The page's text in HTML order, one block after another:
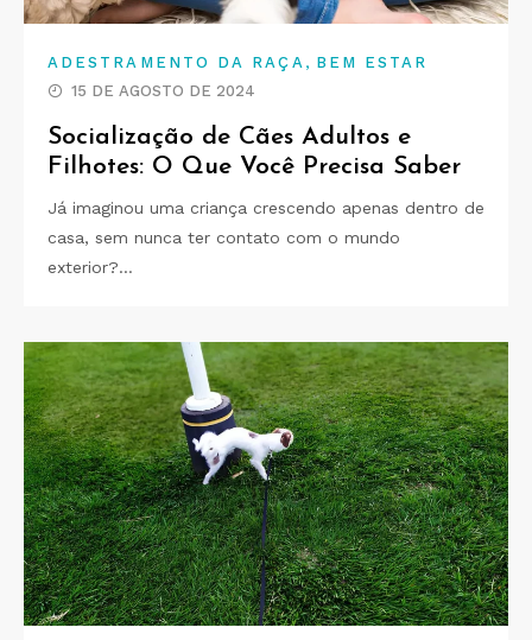
ADESTRAMENTO DA RAÇA , BEM ESTAR
15 DE AGOSTO DE 2024
Socialização de Cães Adultos e
Filhotes: O Que Você Precisa Saber
Já imaginou uma criança crescendo apenas dentro de
casa, sem nunca ter contato com o mundo
exterior?…